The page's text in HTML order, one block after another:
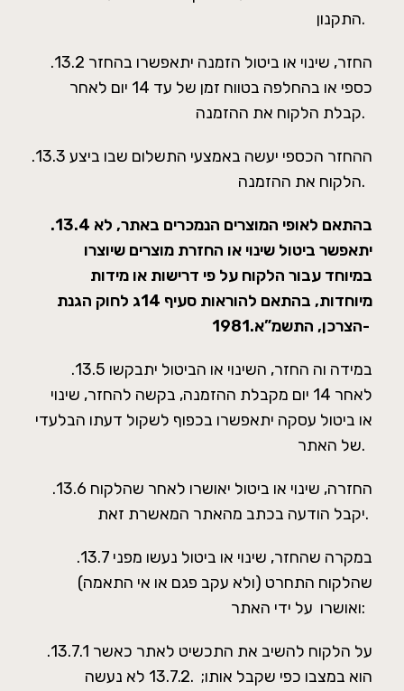
התקנון.
.13.2 החזר, שינוי או ביטול הזמנה יתאפשרו בהחזר
כספי או בהחלפה בטווח זמן של עד 14 יום לאחר
קבלת הלקוח את ההזמנה.
.13.3 ההחזר הכספי יעשה באמצעי התשלום שבו ביצע
הלקוח את ההזמנה.
.13.4 בהתאם לאופי המוצרים הנמכרים באתר, לא
יתאפשר ביטול שינוי או החזרת מוצרים שיוצרו
במיוחד עבור הלקוח על פי דרישות או מידות
מיוחדות, בהתאם להוראות סעיף 14ג לחוק הגנת
הצרכן, התשמ”א.1981-
.13.5 במידה וה החזר, השינוי או הביטול יתבקשו
לאחר 14 יום מקבלת ההזמנה, בקשה להחזר, שינוי
או ביטול עסקה יתאפשרו בכפוף לשקול דעתו הבלעדי
של האתר.
.13.6 החזרה, שינוי או ביטול יאושרו לאחר שהלקוח
יקבל הודעה בכתב מהאתר המאשרת זאת.
.13.7 במקרה שהחזר, שינוי או ביטול נעשו מפני
שהלקוח התחרט (ולא עקב פגם או אי התאמה)
ואושרו על ידי האתר:
.13.7.1 על הלקוח להשיב את התכשיט לאתר כאשר
הוא במצבו כפי שקבל אותו; .13.7.2 לא נעשה